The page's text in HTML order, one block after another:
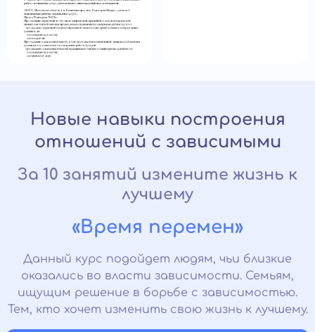
Новые навыки построения
отношений с зависимыми
За 10 занятий измените жизнь к
лучшему
«Время перемен»
Данный курс подойдет людям, чьи близкие
оказались во власти зависимости. Семьям,
ищущим решение в борьбе с зависимостью.
Тем, кто хочет изменить свою жизнь к лучшему.